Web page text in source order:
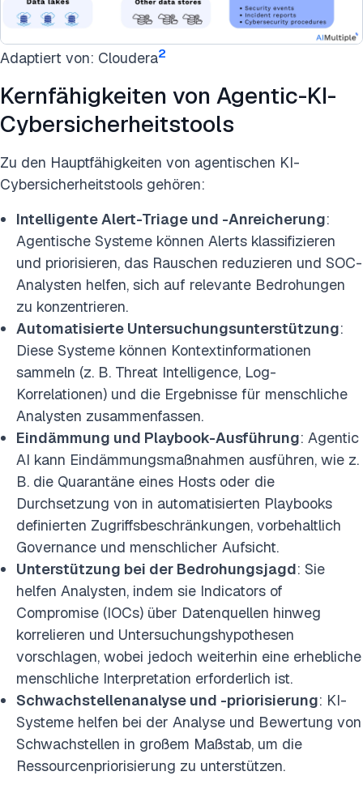
Adaptiert von: Cloudera2
Kernfähigkeiten von Agentic-KI-
Cybersicherheitstools
Zu den Hauptfähigkeiten von agentischen KI-
Cybersicherheitstools gehören:
Intelligente Alert-Triage und -Anreicherung:
Agentische Systeme können Alerts klassifizieren
und priorisieren, das Rauschen reduzieren und SOC-
Analysten helfen, sich auf relevante Bedrohungen
zu konzentrieren.
Automatisierte Untersuchungsunterstützung:
Diese Systeme können Kontextinformationen
sammeln (z. B. Threat Intelligence, Log-
Korrelationen) und die Ergebnisse für menschliche
Analysten zusammenfassen.
Eindämmung und Playbook-Ausführung: Agentic
AI kann Eindämmungsmaßnahmen ausführen, wie z.
B. die Quarantäne eines Hosts oder die
Durchsetzung von in automatisierten Playbooks
definierten Zugriffsbeschränkungen, vorbehaltlich
Governance und menschlicher Aufsicht.
Unterstützung bei der Bedrohungsjagd: Sie
helfen Analysten, indem sie Indicators of
Compromise (IOCs) über Datenquellen hinweg
korrelieren und Untersuchungshypothesen
vorschlagen, wobei jedoch weiterhin eine erhebliche
menschliche Interpretation erforderlich ist.
Schwachstellenanalyse und -priorisierung: KI-
Systeme helfen bei der Analyse und Bewertung von
Schwachstellen in großem Maßstab, um die
Ressourcenpriorisierung zu unterstützen.